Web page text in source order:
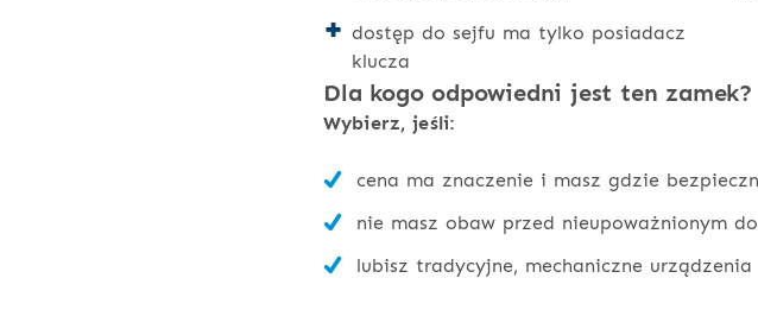
dostęp do sejfu ma tylko posiadacz
klucza
Dla kogo odpowiedni jest ten zamek?
Wybierz, jeśli:
cena ma znaczenie i masz gdzie
nie masz obaw przed nieupoważnionym
lubisz tradycyjne, mechaniczne urządzenia